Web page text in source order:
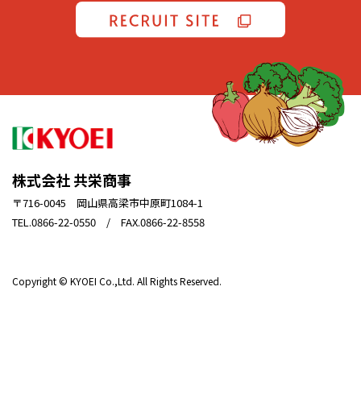
株式会社 共栄商事
〒716-0045 岡山県高梁市中原町1084-1
TEL.0866-22-0550 / FAX.0866-22-8558
Copyright © KYOEI Co.,Ltd. All Rights Reserved.